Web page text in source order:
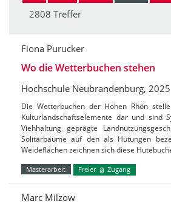
2808 Treffer
Fiona Purucker
Wo die Wetterbuchen stehen
Hochschule Neubrandenburg, 2025
Die Wetterbuchen der Hohen Rhön
Kulturlandschaftselemente dar und sind
Viehhaltung geprägte
Solitärbäume auf den als Hutungen
Weideflächen zeichnen sich diese
Masterarbeit Freier Zugang
Marc Milzow